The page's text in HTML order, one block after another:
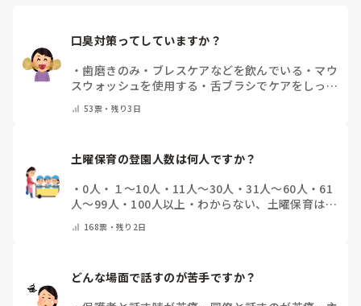
口臭対策ってしていますか？
・歯磨きのみ ・ ブレスケアなどを飲んでいる ・ マウ
スウォッシュを使用する ・ 舌ブラシでケアをしっか
の他(コメントで教えて下さい)
53票・ 残り3日
土曜保育の登園人数は何人ですか？
・ 0人 ・ １～10人 ・ 11人～30人 ・31人～60人 ・ 61
人～99人 ・ 100人以上 ・ わからない、土曜保育はな
168票・残り2日
どんな場面で話すのが苦手ですか？